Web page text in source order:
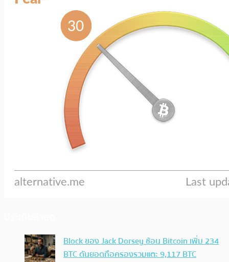
Block ของ Jack Dorsey ช้อน Bitcoin เพิ่ม 234
BTC ดันยอดถือครองรวมแตะ 9,117 BTC